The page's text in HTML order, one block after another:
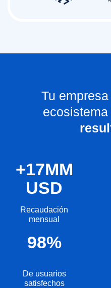
Tu
ecosistema
+17MM
USD
Recaudación
mensual
98%
De usuarios
satisfechos